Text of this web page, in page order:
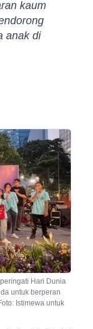
kaum
anak di
Hari Dunia
untuk berperan
Istimewa untuk